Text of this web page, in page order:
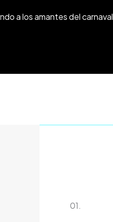
a los amantes del carnaval
01.